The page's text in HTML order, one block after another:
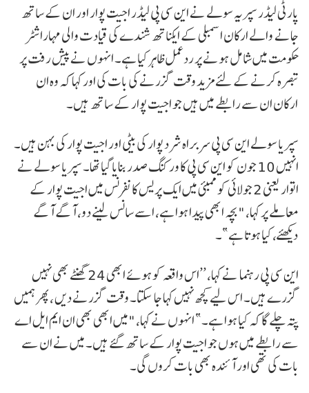
پارٹی لیڈر سپریہ سولے نے این سی پی لیڈر اجیت پوار اور ان کے ساتھ
جانے والے ارکان اسمبلی کے ایکناتھ شندے کی قیادت والی مہاراشٹر
حکومت میں شامل ہونے پر ردعمل ظاہر کیا ہے۔ انہوں نے پیش رفت پر
تبصرہ کرنے کے لئے مزید وقت گزرنے کی بات کی اور کہا کہ وہ ان
ارکان ان سے رابطے میں ہیں جو اجیت پوار کے ساتھ ہیں۔
سپریا سولے این سی پی سربراہ شرد پوار کی بیٹی اور اجیت پوار کی بہن ہیں۔
انہیں 10 جون کو این سی پی کا ورکنگ صدر بنایا گیا تھا۔ سپریا سولے نے
اتوار یعنی 2 جولائی کو ممبئی میں ایک پریس کانفرنس میں اجیت پوار کے
معاملے پر کہا، "بچہ ابھی پیدا ہوا ہے، اسے سانس لینے دو، آگے آگے
دیکھئے، کیا ہوتا ہے”۔
این سی پی رہنما نے کہا، ’’اس واقعہ کو ہوئے ابھی 24 گھنٹے بھی نہیں
گزرے ہیں۔ اس لیے کچھ نہیں کہا جا سکتا۔ وقت گزرنے دیں ، پھر ہمیں
پتہ چلے گا کہ کیا ہوا ہے۔” انہوں نے کہا، "میں ابھی بھی ان ایم ایل اے
سے رابطے میں ہوں جو اجیت پوار کے ساتھ گئے ہیں۔ میں نے ان سے
بات کی تھی اور آئندہ بھی بات کروں گی۔